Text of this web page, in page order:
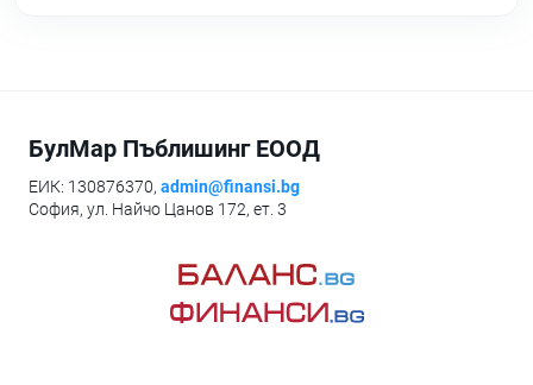
БулМар Пъблишинг ЕООД
ЕИК: 130876370, admin@finansi.bg
София, ул. Найчо Цанов 172, ет. 3